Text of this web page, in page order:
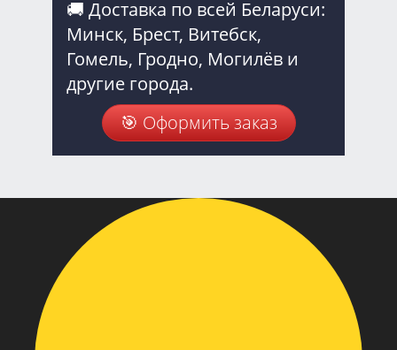
🚚 Доставка по всей Беларуси:
Минск, Брест, Витебск,
Гомель, Гродно, Могилёв и
другие города.
🎯 Оформить заказ